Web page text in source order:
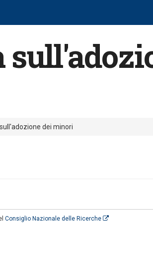
dei minori
Consiglio Nazionale delle Ricerche